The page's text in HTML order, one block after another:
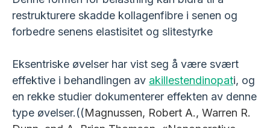
restrukturere skadde kollagenfibre i senen og
forbedre senens elastisitet og slitestyrke
Eksentriske øvelser har vist seg å være svært
effektive i behandlingen av akillestendinopati, og
en rekke studier dokumenterer effekten av denne
type øvelser.((Magnussen, Robert A., Warren R.